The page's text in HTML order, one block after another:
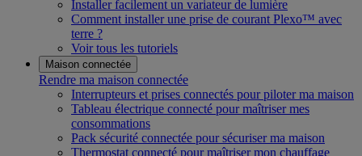
Installer facilement un variateur de lumière
Comment installer une prise de courant Plexo™ avec
terre ?
Voir tous les tutoriels
Maison connectée
Rendre ma maison connectée
Interrupteurs et prises connectés pour piloter ma maison
Tableau électrique connecté pour maîtriser mes
consommations
Pack sécurité connectée pour sécuriser ma maison
Thermostat connecté pour maîtriser mon chauffage